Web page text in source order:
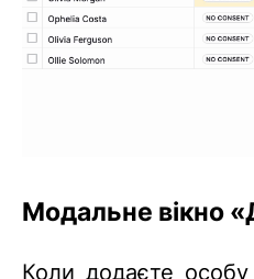
Модальне вікно
Коли додаєте особу